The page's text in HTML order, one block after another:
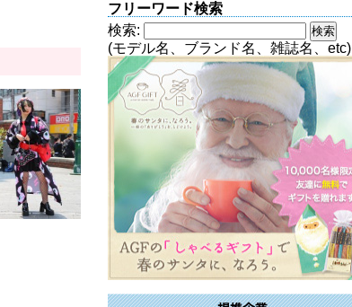
フリーワード検索
検索:
(モデル名、ブランド名、雑誌名、etc)